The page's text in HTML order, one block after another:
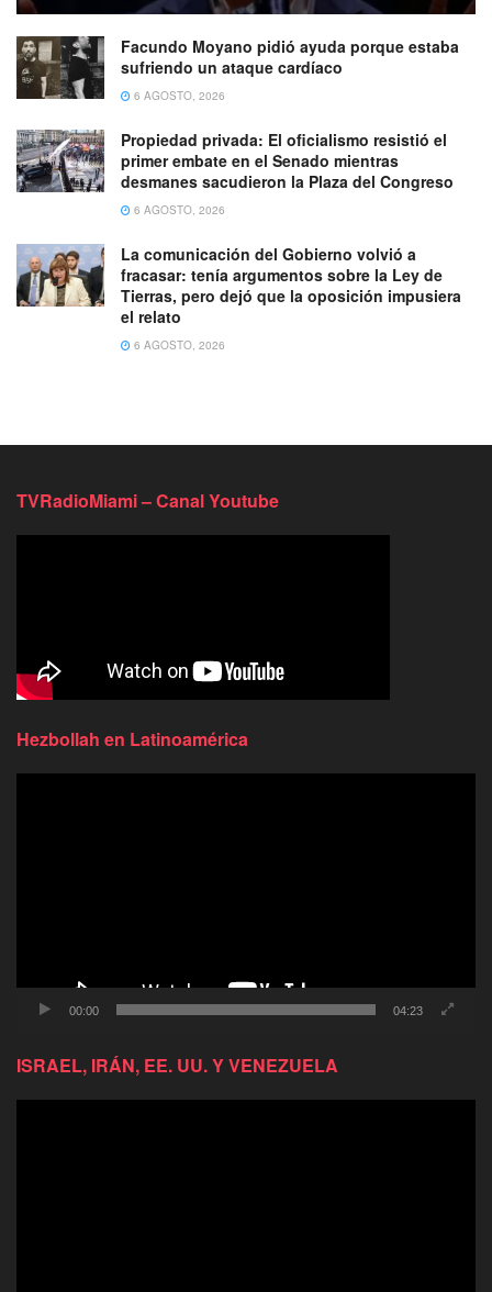
Facundo Moyano pidió ayuda porque estaba
sufriendo un ataque cardíaco
6 AGOSTO, 2026
Propiedad privada: El oficialismo resistió el
primer embate en el Senado mientras
desmanes sacudieron la Plaza del Congreso
6 AGOSTO, 2026
La comunicación del Gobierno volvió a
fracasar: tenía argumentos sobre la Ley de
Tierras, pero dejó que la oposición impusiera
el relato
6 AGOSTO, 2026
TVRadioMiami – Canal Youtube
Hezbollah en Latinoamérica
00:00 04:23
ISRAEL, IRÁN, EE. UU. Y VENEZUELA